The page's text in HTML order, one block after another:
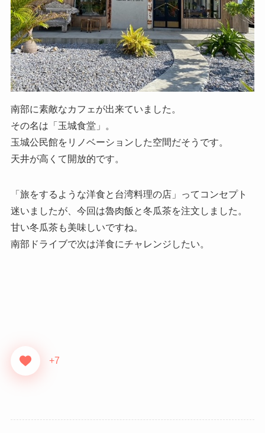
南部に素敵なカフェが出来ていました。
その名は「玉城食堂」。
玉城公民館をリノベーションした空間だそうです。
天井が高くて開放的です。
「旅をするような洋食と台湾料理の店」ってコンセプト
迷いましたが、今回は魯肉飯と冬瓜茶を注文しました。
甘い冬瓜茶も美味しいですね。
南部ドライブで次は洋食にチャレンジしたい。
+7